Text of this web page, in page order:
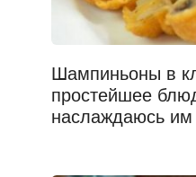
Шампиньоны в
простейшее
наслаждаюсь им